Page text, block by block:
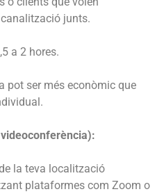
junts.
a 2 hores.
pot ser més econòmic que
la teva localització
plataformes com Zoom o